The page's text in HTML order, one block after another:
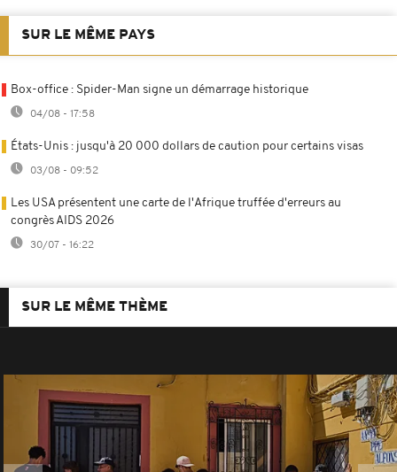
SUR LE MÊME PAYS
Box-office : Spider-Man signe un démarrage historique
04/08 - 17:58
États-Unis : jusqu'à 20 000 dollars de caution pour certains visas
03/08 - 09:52
Les USA présentent une carte de l'Afrique truffée d'erreurs au
congrès AIDS 2026
30/07 - 16:22
SUR LE MÊME THÈME